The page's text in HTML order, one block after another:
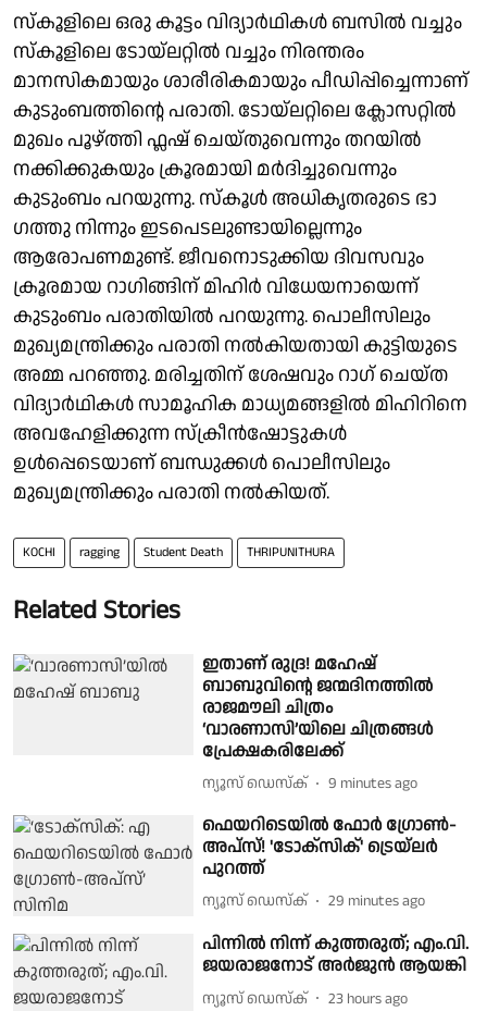
സ്കൂളിലെ ഒരു കൂട്ടം വിദ്യാർഥികൾ ബസിൽ വച്ചും
സ്കൂളിലെ ടോയ്‌ലറ്റിൽ വച്ചും നിരന്തരം
മാനസികമായും ശാരീരികമായും പീഡിപ്പിച്ചെന്നാണ്
കുടുംബത്തിൻ്റെ പരാതി. ടോയ്‌ലറ്റിലെ ക്ലോസറ്റിൽ
മുഖം പൂഴ്‌ത്തി ഫ്ലഷ് ചെയ്‌തുവെന്നും തറയിൽ
നക്കിക്കുകയും ക്രൂരമായി മർദിച്ചുവെന്നും
കുടുംബം പറയുന്നു. സ്കൂൾ അധികൃതരുടെ ഭാ​
ഗത്തു നിന്നും ഇടപെടലുണ്ടായില്ലെന്നും
ആരോപണമുണ്ട്. ജീവനൊടുക്കിയ ദിവസവും
ക്രൂരമായ റാഗിങ്ങിന് മിഹിർ വിധേയനായെന്ന്
കുടുംബം പരാതിയിൽ പറയുന്നു. പൊലീസിലും
മുഖ്യമന്ത്രിക്കും പരാതി നൽകിയതായി കുട്ടിയുടെ
അമ്മ പറഞ്ഞു. മരിച്ചതിന് ശേഷവും റാഗ് ചെയ്ത
വിദ്യാർഥികൾ സാമൂഹിക മാധ്യമങ്ങളിൽ മിഹിറിനെ
അവഹേളിക്കുന്ന സ്ക്രീൻഷോട്ടുകൾ
ഉൾപ്പെടെയാണ് ബന്ധുക്കൾ പൊലീസിലും
മുഖ്യമന്ത്രിക്കും പരാതി നൽകിയത്.
KOCHI ragging Student Death THRIPUNITHURA
Related Stories
ഇതാണ് രുദ്ര! മഹേഷ്
ബാബുവിന്റെ ജന്മദിനത്തിൽ
രാജമൗലി ചിത്രം
‘വാരണാസി’യിലെ ചിത്രങ്ങൾ
പ്രേക്ഷകരിലേക്ക്
ന്യൂസ് ഡെസ്ക് 9 minutes ago
ഫെയറിടെയിൽ ഫോർ ഗ്രോൺ-
അപ്‌സ്! 'ടോക്സിക്' ട്രെയ്‌ലർ
പുറത്ത്
ന്യൂസ് ഡെസ്ക് 29 minutes ago
പിന്നിൽ നിന്ന് കുത്തരുത്; എം.വി.
ജയരാജനോട് അർജുൻ ആയങ്കി
ന്യൂസ് ഡെസ്ക് 23 hours ago